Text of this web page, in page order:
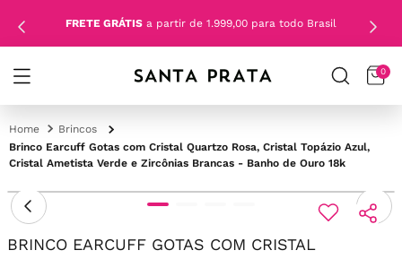
FRETE GRÁTIS a partir de 1.999,00 para todo Brasil
0
Brincos
Brinco Earcuff Gotas com Cristal Quartzo Rosa, Cristal Topázio Azul,
Cristal Ametista Verde e Zircônias Brancas - Banho de Ouro 18k
BRINCO EARCUFF GOTAS COM CRISTAL